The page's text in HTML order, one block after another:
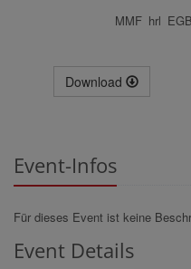
Download
Event-Infos
Für dieses Event ist keine
Event Details